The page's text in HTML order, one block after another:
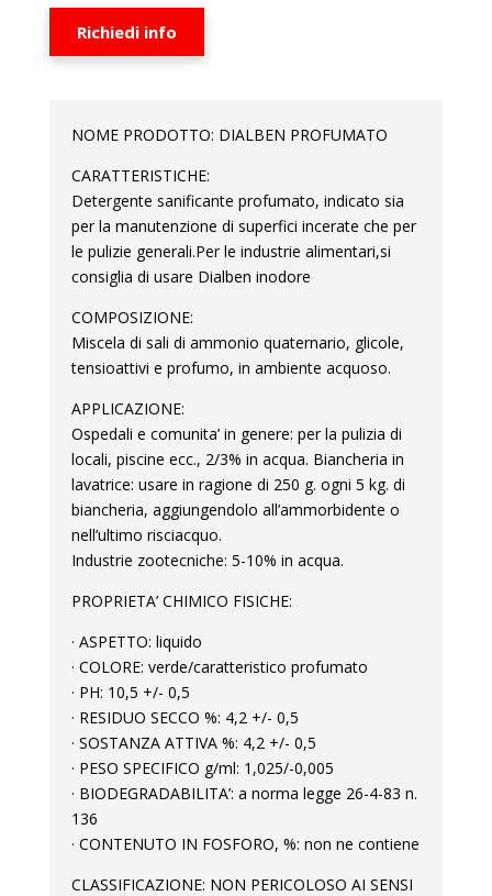
Richiedi info
NOME PRODOTTO: DIALBEN PROFUMATO
CARATTERISTICHE:
Detergente sanificante profumato, indicato sia
per la manutenzione di superfici incerate che per
le pulizie generali.Per le industrie alimentari,si
consiglia di usare Dialben inodore
COMPOSIZIONE:
Miscela di sali di ammonio quaternario, glicole,
tensioattivi e profumo, in ambiente acquoso.
APPLICAZIONE:
Ospedali e comunita’ in genere: per la pulizia di
locali, piscine ecc., 2/3% in acqua. Biancheria in
lavatrice: usare in ragione di 250 g. ogni 5 kg. di
biancheria, aggiungendolo all’ammorbidente o
nell’ultimo risciacquo.
Industrie zootecniche: 5-10% in acqua.
PROPRIETA’ CHIMICO FISICHE:
· ASPETTO: liquido
· COLORE: verde/caratteristico profumato
· PH: 10,5 +/- 0,5
· RESIDUO SECCO %: 4,2 +/- 0,5
· SOSTANZA ATTIVA %: 4,2 +/- 0,5
· PESO SPECIFICO g/ml: 1,025/-0,005
· BIODEGRADABILITA’: a norma legge 26-4-83 n.
136
· CONTENUTO IN FOSFORO, %: non ne contiene
CLASSIFICAZIONE: NON PERICOLOSO AI SENSI